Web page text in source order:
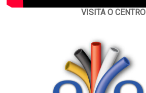
VISITA O CENTRO